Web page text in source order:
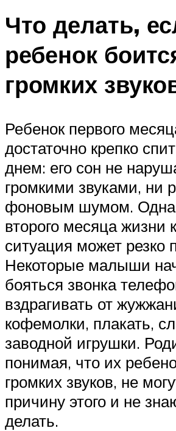
Что делать,
ребенок
громких
Ребенок первого
достаточно крепко
днем: его сон не
громкими звуками, ни
фоновым шумом.
второго месяца жизни
ситуация может резко
Некоторые малыши
бояться звонка
вздрагивать от
кофемолки, плакать,
заводной игрушки.
понимая, что их
громких звуков, не
причину этого и не
делать.